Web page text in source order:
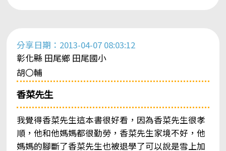
分享日期：2013-04-07 08:03:12
彰化縣 田尾鄉 田尾國小
胡〇輔
香菜先生
我覺得香菜先生這本書很好看，因為香菜先生很孝
順，他和他媽媽都很勤勞，香菜先生家境不好，他
媽媽的腳斷了香菜先生也被退學了可以說是雪上加